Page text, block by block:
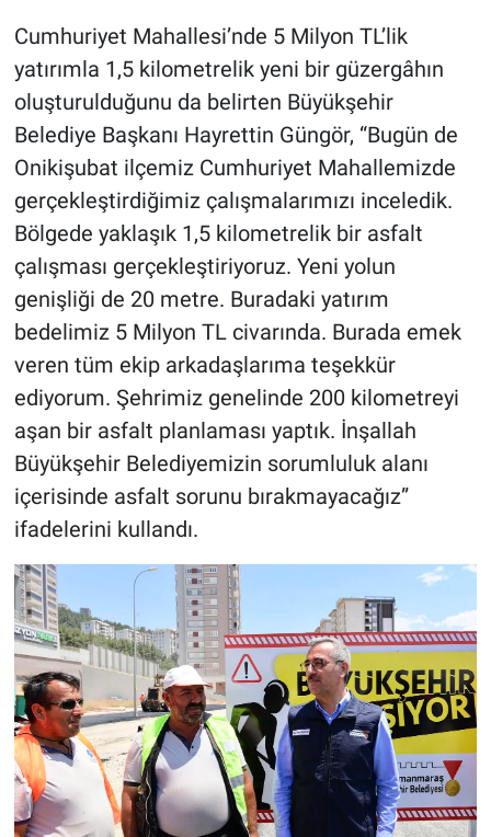
Cumhuriyet Mahallesi’nde 5 Milyon TL’lik
yatırımla 1,5 kilometrelik yeni bir güzergâhın
oluşturulduğunu da belirten Büyükşehir
Belediye Başkanı Hayrettin Güngör, “Bugün de
Onikişubat ilçemiz Cumhuriyet Mahallemizde
gerçekleştirdiğimiz çalışmalarımızı inceledik.
Bölgede yaklaşık 1,5 kilometrelik bir asfalt
çalışması gerçekleştiriyoruz. Yeni yolun
genişliği de 20 metre. Buradaki yatırım
bedelimiz 5 Milyon TL civarında. Burada emek
veren tüm ekip arkadaşlarıma teşekkür
ediyorum. Şehrimiz genelinde 200 kilometreyi
aşan bir asfalt planlaması yaptık. İnşallah
Büyükşehir Belediyemizin sorumluluk alanı
içerisinde asfalt sorunu bırakmayacağız”
ifadelerini kullandı.